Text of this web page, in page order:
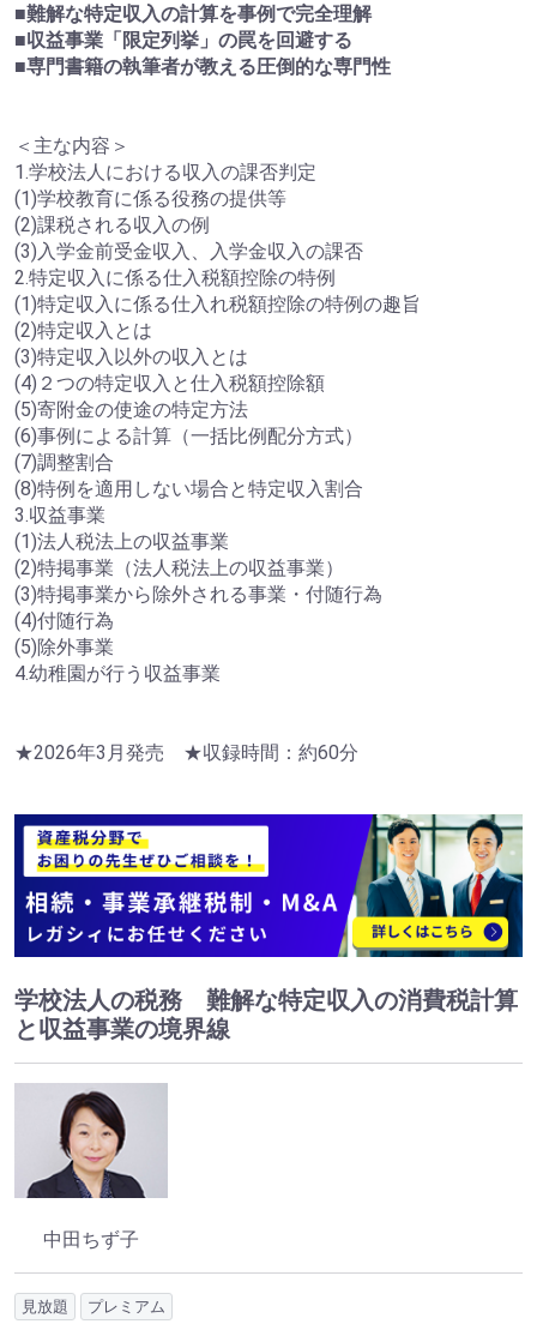
■難解な特定収入の計算を事例で完全理解
■収益事業「限定列挙」の罠を回避する
■専門書籍の執筆者が教える圧倒的な専門性
＜主な内容＞
1.学校法人における収入の課否判定
(1)学校教育に係る役務の提供等
(2)課税される収入の例
(3)入学金前受金収入、入学金収入の課否
2.特定収入に係る仕入税額控除の特例
(1)特定収入に係る仕入れ税額控除の特例の趣旨
(2)特定収入とは
(3)特定収入以外の収入とは
(4)２つの特定収入と仕入税額控除額
(5)寄附金の使途の特定方法
(6)事例による計算（一括比例配分方式）
(7)調整割合
(8)特例を適用しない場合と特定収入割合
3.収益事業
(1)法人税法上の収益事業
(2)特掲事業（法人税法上の収益事業）
(3)特掲事業から除外される事業・付随行為
(4)付随行為
(5)除外事業
4.幼稚園が行う収益事業
★2026年3月発売 ★収録時間：約60分
学校法人の税務 難解な特定収入の消費税計算
と収益事業の境界線
中田ちず子
見放題 プレミアム